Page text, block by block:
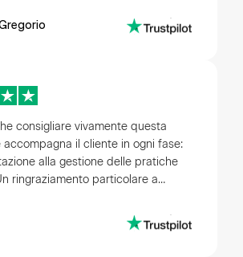
7.5 kw + accumulo ed hanno
sulla tipologia di prodotto più
vendita. Consiglio caldamente di
questa strada.
consigliare vivamente questa
accompagna il cliente in ogni fase:
alla gestione delle pratiche
e la riparazione del
impianto fotovoltaico. L’inverter